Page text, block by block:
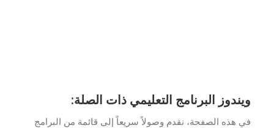
البرنامج التعليمي ذات الصلة:
هذه الصفحة، نقدم وصولاً سريعاً إلى قائمة من البرامج